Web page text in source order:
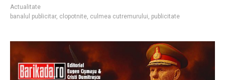
Actualitate
banalul publicitar, clopotnite, culmea cutremurului, publicitate